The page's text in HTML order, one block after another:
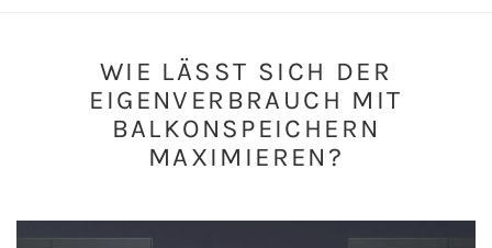
WIE LÄSST SICH DER
EIGENVERBRAUCH MIT
BALKONSPEICHERN
MAXIMIEREN?